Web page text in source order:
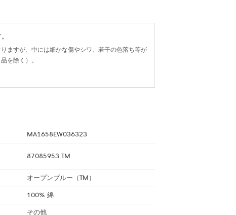
ますが、中には細かな傷やシワ、若干の色落ち等が
を除く）。
MA1658EW036323
87085953 TM
オープンブルー（TM）
100% 綿.
その他